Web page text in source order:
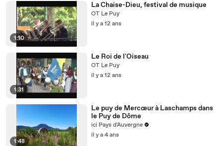
1:10
La Chaise-Dieu, festival de musique
OT Le Puy
il y a 12 ans
1:31
Le Roi de l'Oiseau
OT Le Puy
il y a 12 ans
1:48
Le puy de Mercœur à Laschamps dans
le Puy de Dôme
ici Pays d'Auvergne
il y a 4 ans